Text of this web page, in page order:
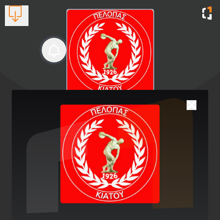
Πέλοπας Κιάτου
Γυμναστικός Πολιτιστικός Σύλλογος Κιάτου
Βλέπουν τώρα:1
2742 025811